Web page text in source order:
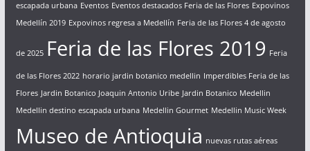
escapada urbana Eventos Eventos destacados Feria de las Flores Expovinos
Medellín 2019 Expovinos regresa a Medellín Feria de las Flores 4 de agosto
de 2025 Feria de las Flores 2019 Feria
de las Flores 2022 horario jardin botanico medellin Imperdibles Feria de las
Flores Jardin Botanico Joaquin Antonio Uribe Jardin Botanico Medellin
Medellin destino escapada urbana Medellin Gourmet Medellin Music Week
Museo de Antioquia nuevas rutas aéreas